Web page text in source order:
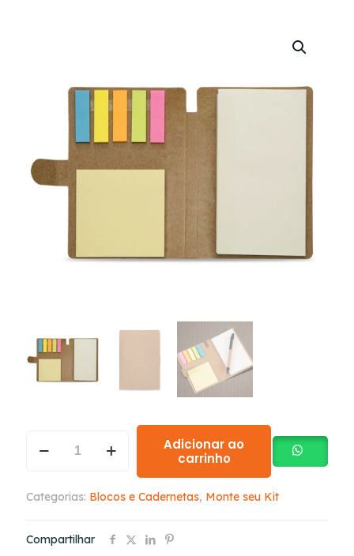
Adicionar ao
carrinho
Categorias: Blocos e Cadernetas, Monte seu Kit
Compartilhar